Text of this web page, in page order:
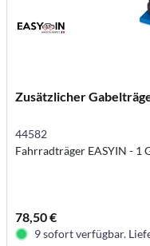
Zusätzlicher
44582
Fahrradträger EASYIN - 1
78,50 €
9 sofort verfügbar.